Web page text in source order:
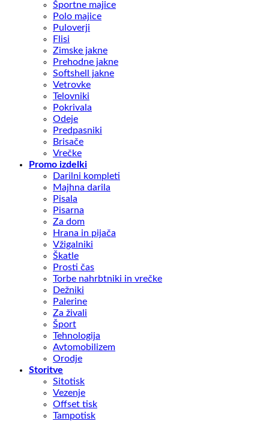
Športne majice
Polo majice
Puloverji
Flisi
Zimske jakne
Prehodne jakne
Softshell jakne
Vetrovke
Telovniki
Pokrivala
Odeje
Predpasniki
Brisače
Vrečke
Promo izdelki
Darilni kompleti
Majhna darila
Pisala
Pisarna
Za dom
Hrana in pijača
Vžigalniki
Škatle
Prosti čas
Torbe nahrbtniki in vrečke
Dežniki
Palerine
Za živali
Šport
Tehnologija
Avtomobilizem
Orodje
Storitve
Sitotisk
Vezenje
Offset tisk
Tampotisk